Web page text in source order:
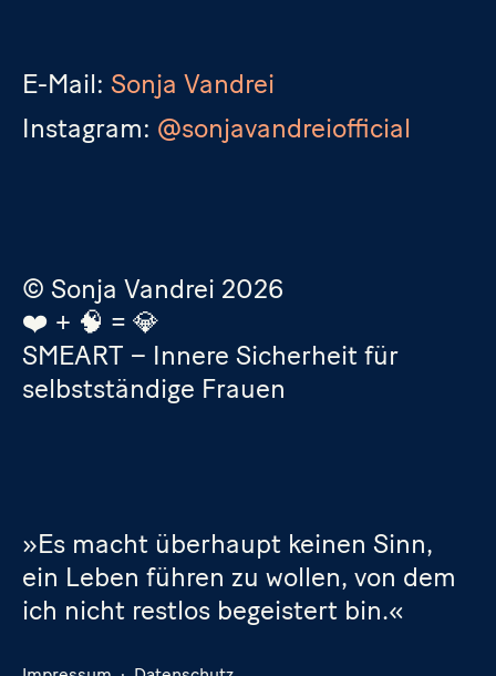
E-Mail: Sonja Vandrei
Instagram: @sonjavandreiofficial
© Sonja Vandrei 2026
❤️ + 🧠 = 💎
SMEART – Innere Sicherheit für
selbstständige Frauen
»Es macht überhaupt keinen Sinn,
ein Leben führen zu wollen, von dem
ich nicht restlos begeistert bin.«